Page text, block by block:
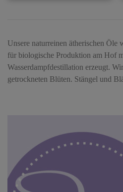
Unsere naturreinen ätherischen Öle
für biologische Produktion am Hof
Wasserdampfdestillation erzeugt.
getrockneten Blüten. Stängel und